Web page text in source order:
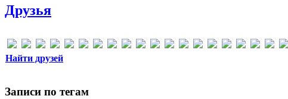
Друзья
Найти друзей
Записи по тегам